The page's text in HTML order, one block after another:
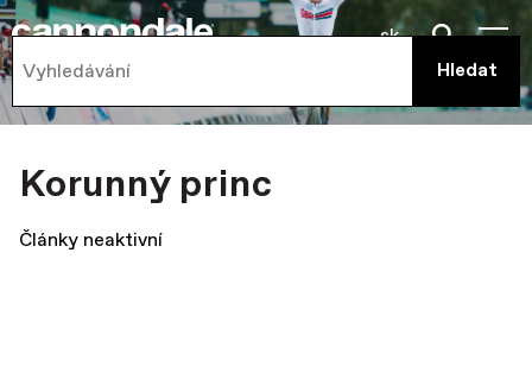
sk
Korunný princ
Články neaktivní